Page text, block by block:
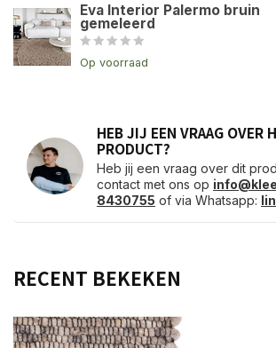
Eva Interior Palermo bruin
gemeleerd
Op voorraad
HEB JIJ EEN VRAAG OVER
PRODUCT?
Heb jij een vraag over dit
contact met ons op
8430755 of via Whatsapp:
RECENT BEKEKEN